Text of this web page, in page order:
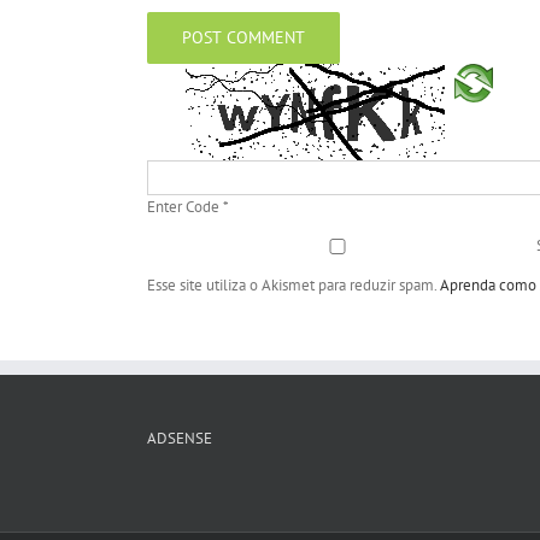
Enter Code *
Esse site utiliza o Akismet para reduzir spam.Aprenda como
ADSENSE